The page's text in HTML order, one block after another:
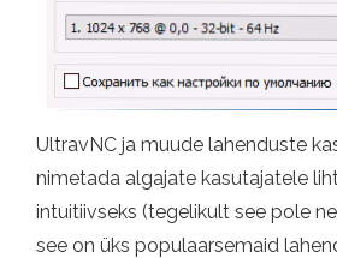
UltravNC ja muude lahenduste
nimetada algajate kasutajatele
intuitiivseks (tegelikult see pole
see on üks populaarsemaid